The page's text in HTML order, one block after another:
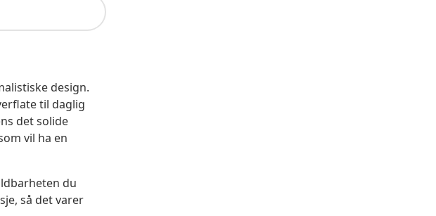
design.
til daglig
det solide
vil ha en
du
så det varer